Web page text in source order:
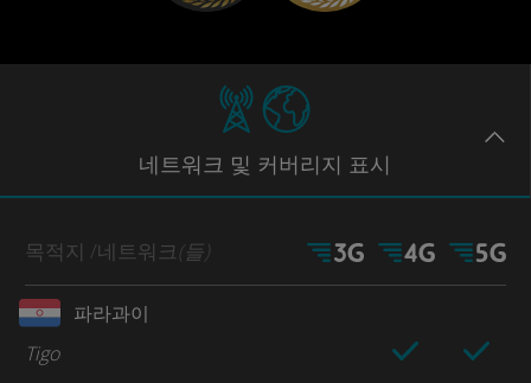
네트워크 및 커버리지 표시
목적지 /네트워크(들)
파라과이
Tigo